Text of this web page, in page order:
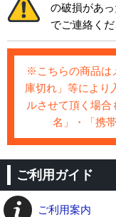
の破損があ
でご連絡くだ
※こちらの商品は
庫切れ」等により
ルさせて頂く場
名」・「携
ご利用ガイド
ご利用案内